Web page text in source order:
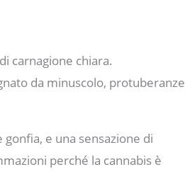
carnagione chiara.
da minuscolo, protuberanze
e una sensazione di
perché la cannabis è